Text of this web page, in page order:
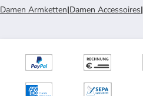
Damen Armketten|Damen Accessoires|